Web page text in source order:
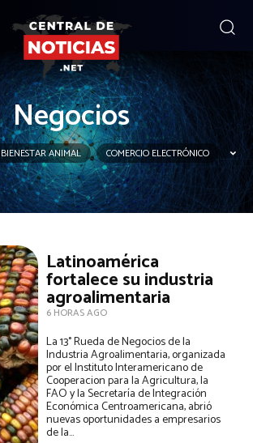
Negocios
BIENESTAR ANIMAL COMERCIO ELECTRÓNICO
Latinoamérica
fortalece su industria
agroalimentaria
6 HORAS AGO
La 13° Rueda de Negocios de la
Industria Agroalimentaria, organizada
por el Instituto Interamericano de
Cooperacion para la Agricultura, la
FAO y la Secretaría de Integración
Económica Centroamericana, abrió
nuevas oportunidades a empresarios
de la...